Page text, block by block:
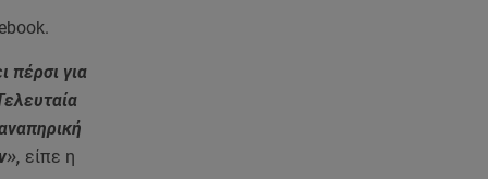
πέρσι για
», είπε η